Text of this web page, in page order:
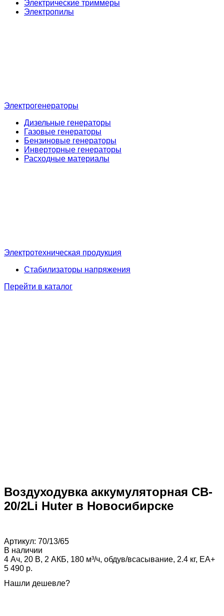
Электрические триммеры
Электропилы
Электрогенераторы
Дизельные генераторы
Газовые генераторы
Бензиновые генераторы
Инверторные генераторы
Расходные материалы
Электротехническая продукция
Стабилизаторы напряжения
Перейти в каталог
Воздуходувка аккумуляторная CB-
20/2Li Huter в Новосибирске
Артикул: 70/13/65
В наличии
4 Ач, 20 В, 2 АКБ, 180 м³/ч, обдув/всасывание, 2.4 кг, EA+
5 490 p.
Нашли дешевле?